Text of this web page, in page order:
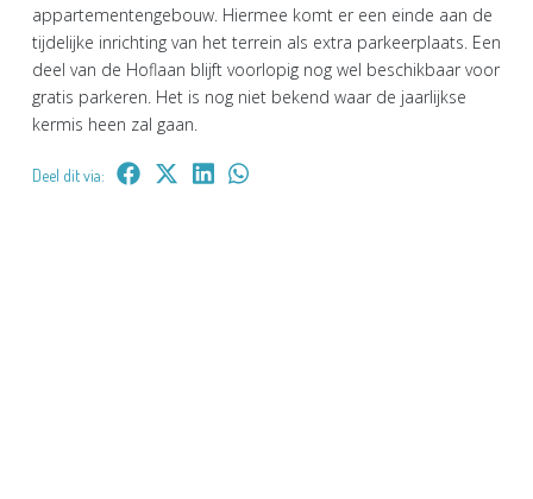
appartementengebouw. Hiermee komt er een einde aan de
tijdelijke inrichting van het terrein als extra parkeerplaats. Een
deel van de Hoflaan blijft voorlopig nog wel beschikbaar voor
gratis parkeren. Het is nog niet bekend waar de jaarlijkse
kermis heen zal gaan.
Deel dit via: